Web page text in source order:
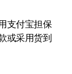
支付宝担保
或采用货到